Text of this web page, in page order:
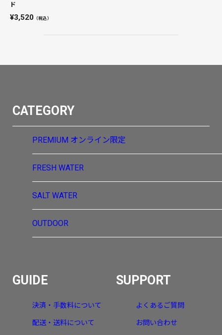
ド
3,520 （税込）
CATEGORY
PREMIUM オンライン限定
FRESH WATER
SALT WATER
OUTDOOR
GUIDE
決済・手数料について
配送・送料について
SUPPORT
よくあるご質問
お問い合わせ